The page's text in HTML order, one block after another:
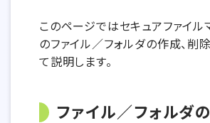
このページではセキュアファイル
のファイル／フォルダの作成、削
て説明します。
ファイル／フォルダ